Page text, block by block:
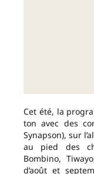
Cet été, la
ton avec des
Synapson), sur
au pied des
Bombino,
d’août et